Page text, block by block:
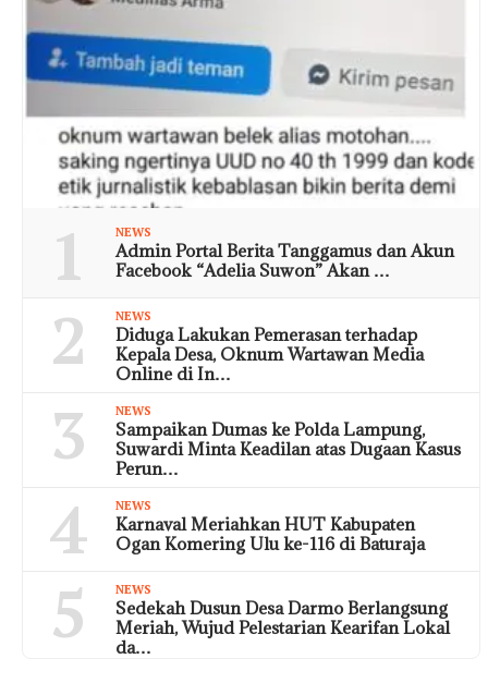
1 NEWS
Admin Portal Berita Tanggamus dan Akun
Facebook “Adelia Suwon” Akan …
2 NEWS
Diduga Lakukan Pemerasan terhadap
Kepala Desa, Oknum Wartawan Media
Online di In…
3 NEWS
Sampaikan Dumas ke Polda Lampung,
Suwardi Minta Keadilan atas Dugaan Kasus
Perun…
4 NEWS
Karnaval Meriahkan HUT Kabupaten
Ogan Komering Ulu ke-116 di Baturaja
5 NEWS
Sedekah Dusun Desa Darmo Berlangsung
Meriah, Wujud Pelestarian Kearifan Lokal
da…